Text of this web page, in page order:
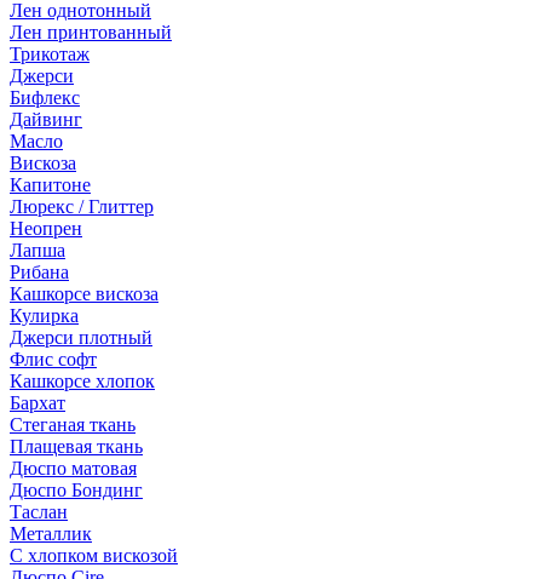
Лен однотонный
Лен принтованный
Трикотаж
Джерси
Бифлекс
Дайвинг
Масло
Вискоза
Капитоне
Люрекс / Глиттер
Неопрен
Лапша
Рибана
Кашкорсе вискоза
Кулирка
Джерси плотный
Флис софт
Кашкорсе хлопок
Бархат
Стеганая ткань
Плащевая ткань
Дюспо матовая
Дюспо Бондинг
Таслан
Металлик
С хлопком вискозой